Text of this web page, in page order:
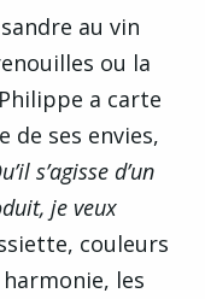
au vin
ou la
a carte
de ses envies,
s’agisse d’un
je veux
couleurs
les